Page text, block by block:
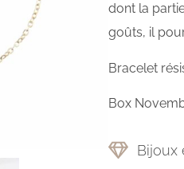
dont la
goûts, il
Bracelet
Box
Bijoux